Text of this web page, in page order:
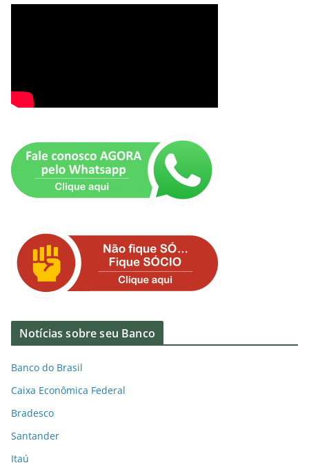
Notícias sobre seu Banco
Banco do Brasil
Caixa Econômica Federal
Bradesco
Santander
Itaú